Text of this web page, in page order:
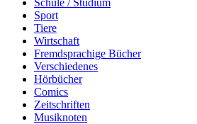
Sport
Tiere
Wirtschaft
Fremdsprachige Bücher
Verschiedenes
Hörbücher
Comics
Zeitschriften
Musiknoten